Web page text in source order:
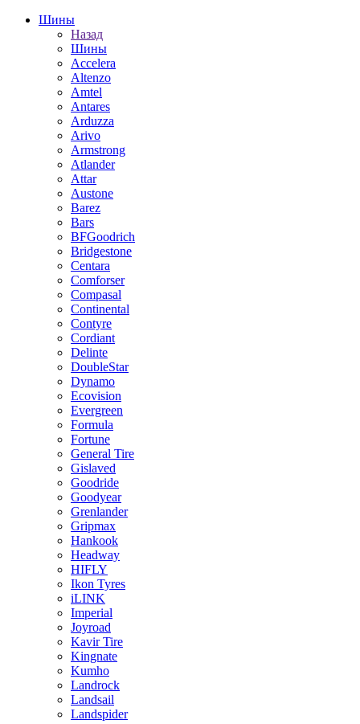
Шины
Назад
Шины
Accelera
Altenzo
Amtel
Antares
Arduzza
Arivo
Armstrong
Atlander
Attar
Austone
Barez
Bars
BFGoodrich
Bridgestone
Centara
Comforser
Compasal
Continental
Contyre
Cordiant
Delinte
DoubleStar
Dynamo
Ecovision
Evergreen
Formula
Fortune
General Tire
Gislaved
Goodride
Goodyear
Grenlander
Gripmax
Hankook
Headway
HIFLY
Ikon Tyres
iLINK
Imperial
Joyroad
Kavir Tire
Kingnate
Kumho
Landrock
Landsail
Landspider